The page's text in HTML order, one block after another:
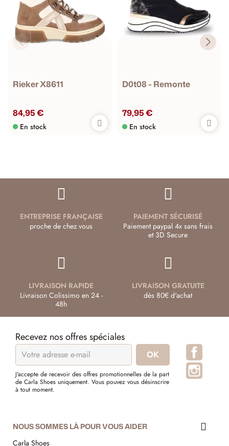
Rieker X8611
84,95 €
En stock
D0t08 - Remonte
79,95 €
En stock
ENTREPRISE FRANÇAISE
proche de chez vous
PAIEMENT SÉCURISÉ
Paiement paypal 4x sans frais
et 3D Secure
LIVRAISON RAPIDE
Livraison Colissimo en 24 -
48h
LIVRAISON GRATUITE
dès 80€ d'achat
Recevez nos offres spéciales
J'accepte de recevoir des offres promotionnelles de la part
de Carla Shoes uniquement. Vous pouvez vous désinscrire
à tout moment.
NOUS SOMMES LÀ POUR VOUS AIDER
Carla Shoes